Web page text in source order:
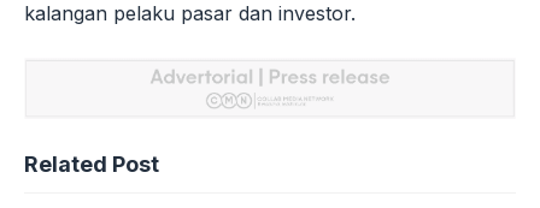
kalangan pelaku pasar dan investor.
Related Post